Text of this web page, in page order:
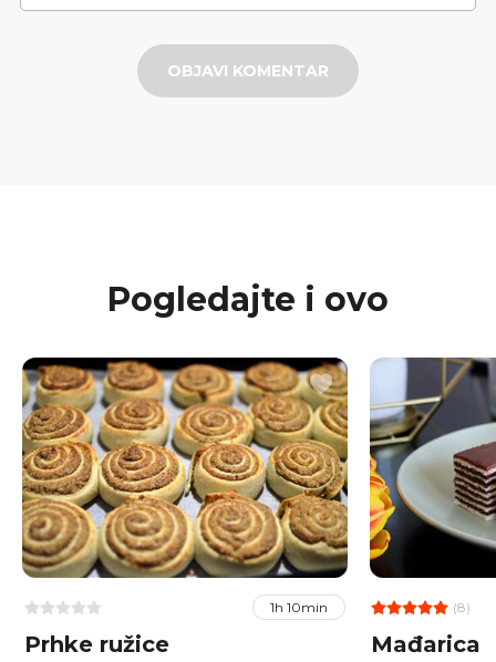
OBJAVI KOMENTAR
Pogledajte i ovo
1h 10min
Prhke ružice
(8)
Mađarica